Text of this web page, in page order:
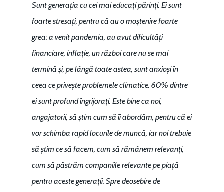
Sunt generația cu cei mai educați părinți. Ei sunt
foarte stresați, pentru că au o moștenire foarte
grea: a venit pandemia, au avut dificultăți
financiare, inflație, un război care nu se mai
termină și, pe lângă toate astea, sunt anxioși în
ceea ce privește problemele climatice. 60% dintre
ei sunt profund îngrijorați. Este bine ca noi,
angajatorii, să știm cum să îi abordăm, pentru că ei
vor schimba rapid locurile de muncă, iar noi trebuie
să știm ce să facem, cum să rămânem relevanți,
cum să păstrăm companiile relevante pe piață
pentru aceste generații. Spre deosebire de